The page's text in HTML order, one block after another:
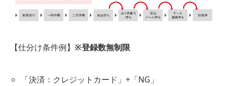
【仕分け条件例】 ※登録数無制限
「決済：クレジットカード」+「NG」